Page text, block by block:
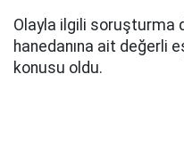
Olayla ilgili soruşturma
hanedanına ait değerli
konusu oldu.